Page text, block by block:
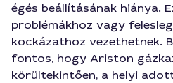
égés beállításának hiánya.
problémákhoz vagy
kockázathoz vezethetnek.
fontos, hogy Ariston
körültekintően, a helyi